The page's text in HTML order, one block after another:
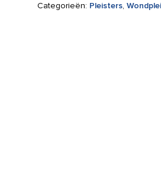
Categorieën: Pleisters,